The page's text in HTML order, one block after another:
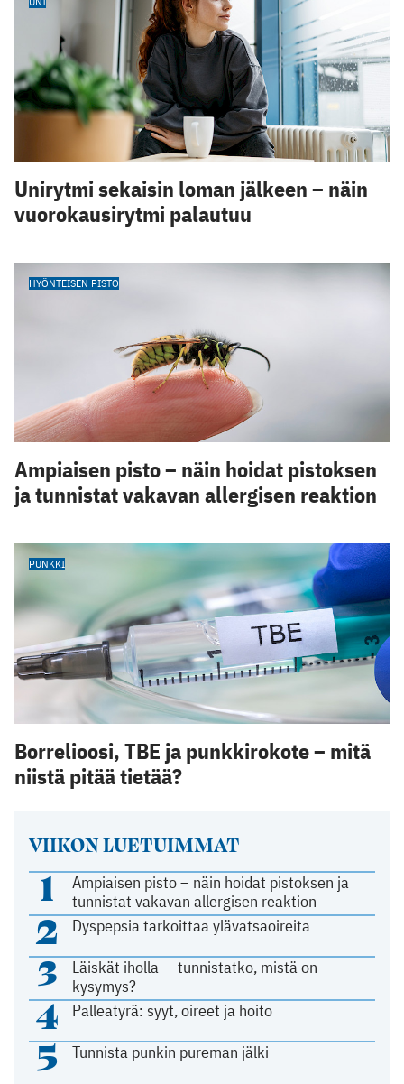
VIIKON LUETUIMMAT
1
Ampiaisen pisto – näin hoidat pistoksen ja
tunnistat vakavan allergisen reaktion
2 Dyspepsia tarkoittaa ylävatsaoireita
3
Läiskät iholla — tunnistatko, mistä on
kysymys?
4 Palleatyrä: syyt, oireet ja hoito
5 Tunnista punkin pureman jälki
Unirytmi sekaisin loman jälkeen – näin
vuorokausirytmi palautuu
HYÖNTEISEN PISTO
Ampiaisen pisto – näin hoidat pistoksen
ja tunnistat vakavan allergisen reaktion
PUNKKI
Borrelioosi, TBE ja punkkirokote – mitä
niistä pitää tietää?